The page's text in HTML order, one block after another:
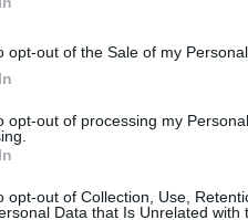
opt-out of the Sale of my Personal
opt-out of processing my
opt-out of Collection, Use,
Data that Is Unrelated with
Taksisto
moralinių ribų“